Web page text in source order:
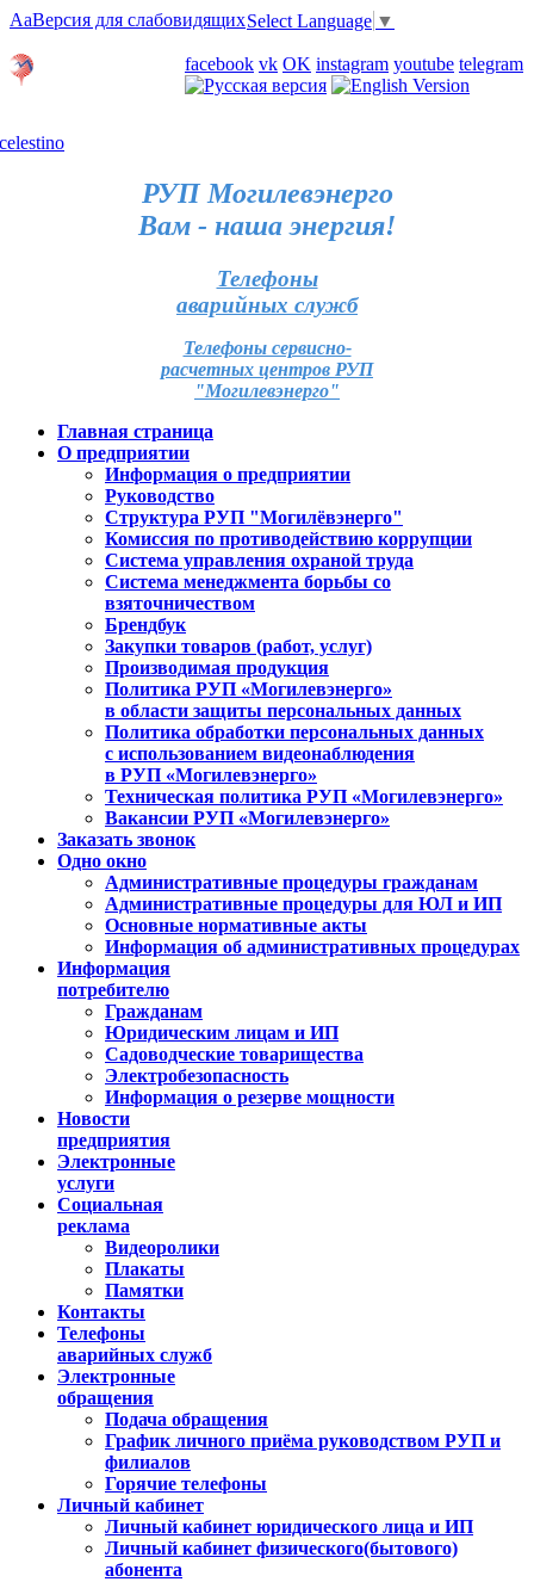
AaВерсия для слабовидящихSelect Language ▼
facebook vk OK instagram youtube telegram
РУП Могилевэнерго
Вам - наша энергия!
Телефоны
аварийных служб
Телефоны сервисно-
расчетных центров РУП
"Могилевэнерго"
Главная страница
О предприятии
Информация о предприятии
Руководство
Структура РУП "Могилёвэнерго"
Комиссия по противодействию коррупции
Система управления охраной труда
Система менеджмента борьбы со
взяточничеством
Брендбук
Закупки товаров (работ, услуг)
Производимая продукция
Политика РУП «Могилевэнерго»
в области защиты персональных данных
Политика обработки персональных данных
с использованием видеонаблюдения
в РУП «Могилевэнерго»
Техническая политика РУП «Могилевэнерго»
Вакансии РУП «Могилевэнерго»
Заказать звонок
Одно окно
Административные процедуры гражданам
Административные процедуры для ЮЛ и ИП
Основные нормативные акты
Информация об административных процедурах
Информация
потребителю
Гражданам
Юридическим лицам и ИП
Садоводческие товарищества
Электробезопасность
Информация о резерве мощности
Новости
предприятия
Электронные
услуги
Социальная
реклама
Видеоролики
Плакаты
Памятки
Контакты
Телефоны
аварийных служб
Электронные
обращения
Подача обращения
График личного приёма руководством РУП и
филиалов
Горячие телефоны
Личный кабинет
Личный кабинет юридического лица и ИП
Личный кабинет физического(бытового)
абонента